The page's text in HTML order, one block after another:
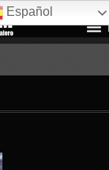
Español